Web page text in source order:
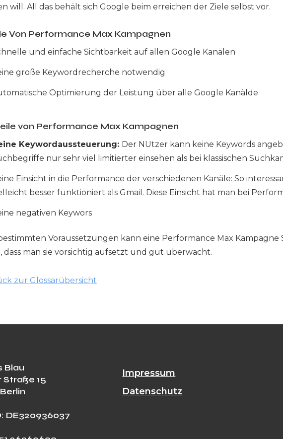
will. All das behält sich Google beim erreichen der Ziele selbst vor.
Von Performance Max Kampagnen
und einfache Sichtbarkeit auf allen Google Kanälen
große Keywordrecherche notwendig
Optimierung der Leistung über alle Google Kanälde
von Performance Max Kampagnen
Keywordaussteuerung: Der NUtzer kann keine Keywords
nur sehr viel limitierter einsehen als bei klassischen
Einsicht in die Performance der verschiedenen Kanäle: So
besser funktioniert als Gmail. Diese Einsicht hat man bei
negativen Keywors
Voraussetzungen kann eine Performance Max Kampagne
dass man sie vorsichtig aufsetzt und gut überwacht.
zur Glossarübersicht
Blau
Straße 15
DE320936037
Impressum
Datenschutz